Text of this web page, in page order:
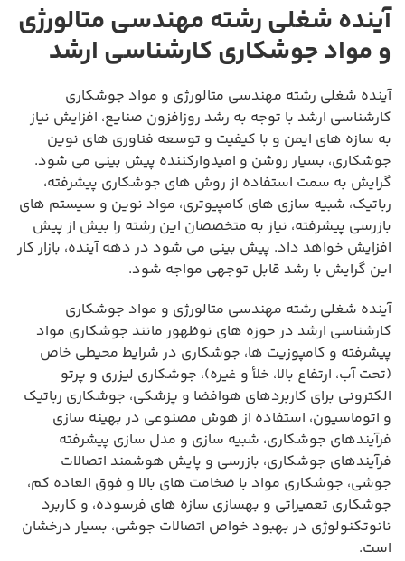
آینده شغلی رشته مهندسی متالورژی
و مواد جوشکاری کارشناسی ارشد
آینده شغلی رشته مهندسی متالورژی و مواد جوشکاری
کارشناسی ارشد با توجه به رشد روزافزون صنایع، افزایش نیاز
به سازه های ایمن و با کیفیت و توسعه فناوری های نوین
جوشکاری، بسیار روشن و امیدوارکننده پیش بینی می شود.
گرایش به سمت استفاده از روش های جوشکاری پیشرفته،
رباتیک، شبیه سازی های کامپیوتری، مواد نوین و سیستم های
بازرسی پیشرفته، نیاز به متخصصان این رشته را بیش از پیش
افزایش خواهد داد. پیش بینی می شود در دهه آینده، بازار کار
این گرایش با رشد قابل توجهی مواجه شود.
آینده شغلی رشته مهندسی متالورژی و مواد جوشکاری
کارشناسی ارشد در حوزه های نوظهور مانند جوشکاری مواد
پیشرفته و کامپوزیت ها، جوشکاری در شرایط محیطی خاص
(تحت آب، ارتفاع بالا، خلأ و غیره)، جوشکاری لیزری و پرتو
الکترونی برای کاربردهای هوافضا و پزشکی، جوشکاری رباتیک
و اتوماسیون، استفاده از هوش مصنوعی در بهینه سازی
فرآیندهای جوشکاری، شبیه سازی و مدل سازی پیشرفته
فرآیندهای جوشکاری، بازرسی و پایش هوشمند اتصالات
جوشی، جوشکاری مواد با ضخامت های بالا و فوق العاده کم،
جوشکاری تعمیراتی و بهسازی سازه های فرسوده، و کاربرد
نانوتکنولوژی در بهبود خواص اتصالات جوشی، بسیار درخشان
است.